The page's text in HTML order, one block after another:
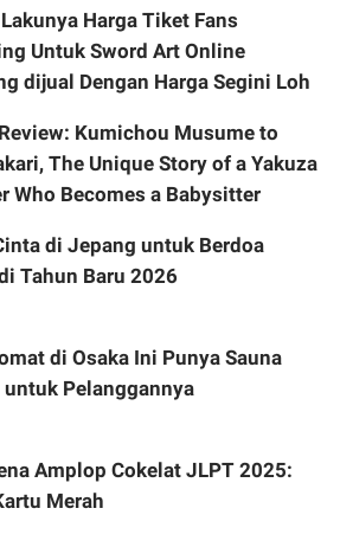
Harga Tiket Fans
Untuk Sword Art Online
dijual Dengan Harga Segini Loh
Kumichou Musume to
The Unique Story of a Yakuza
Who Becomes a Babysitter
di Jepang untuk Berdoa
Tahun Baru 2026
di Osaka Ini Punya Sauna
Pelanggannya
Amplop Cokelat JLPT 2025:
Merah